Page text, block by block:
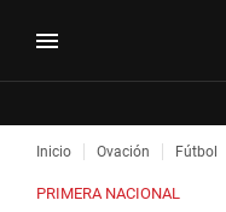
Inicio Ovación Fútbol
PRIMERA NACIONAL